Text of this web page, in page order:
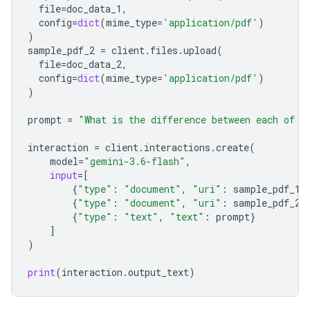
file=doc_data_1 ,
config=dict(mime_type= 'application/pdf' )
)
sample_pdf_2 = client. files .upload(
file=doc_data_2,
config=dict(mime_type= 'application/pdf' )
)
prompt = "What is the difference between each of
interaction = client. interactions .create(
model="gemini-3.6-flash" ,
input=[
{"type" : "document" , "uri" : sample_pdf_1
{"type" : "document" , "uri" : sample_pdf_2
{"type" : "text" , "text" : prompt}
]
)
print(interaction .output_text)